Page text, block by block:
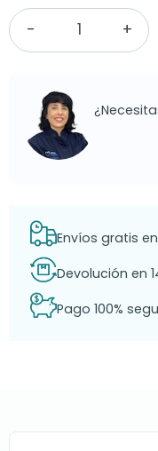
Envíos gratis
Devolución en
Pago 100%